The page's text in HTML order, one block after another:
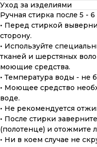
Уход за изделиями
Ручная стирка после 5 - 6
• Перед стиркой
сторону.
• Используйте
тканей и шерстяных
моющие средства.
• Температура воды - не
• Моющее средство
воде.
• Не рекомендуется
• После стирки
(полотенце) и отожмите
• Ни в коем случае не